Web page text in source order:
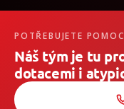
POTŘEBUJETE
Náš tým je tu
dotacemi i